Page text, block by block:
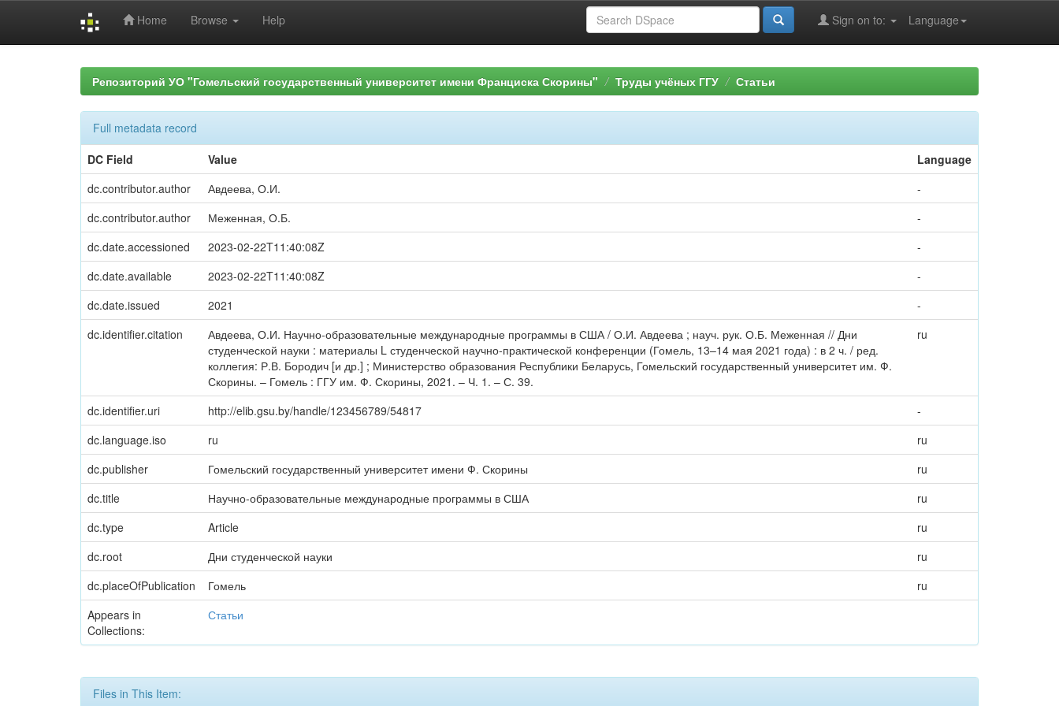
Home Browse Help Language
Sign on to:
Репозиторий УО "Гомельский государственный университет имени Франциска Скорины" Труды учёных ГГУ Статьи
Full metadata record
DC Field
Value
Language
dc.contributor.author
Авдеева, О.И.
-
dc.contributor.author
Меженная, О.Б.
-
dc.date.accessioned
2023-02-22T11:40:08Z
-
dc.date.available
2023-02-22T11:40:08Z
-
dc.date.issued
2021
-
dc.identifier.citation
Авдеева, О.И. Научно-образовательные международные программы в США / О.И. Авдеева ; науч. рук. О.Б. Меженная // Дни
студенческой науки : материалы L студенческой научно-практической конференции (Гомель, 13–14 мая 2021 года) : в 2 ч. / ред.
коллегия: Р.В. Бородич [и др.] ; Министерство образования Республики Беларусь, Гомельский государственный университет им. Ф.
Скорины. – Гомель : ГГУ им. Ф. Скорины, 2021. – Ч. 1. – С. 39.
ru
dc.identifier.uri http://elib.gsu.by/handle/123456789/54817
-
dc.language.iso
ru
ru
dc.publisher
Гомельский государственный университет имени Ф. Скорины
ru
dc.title
Научно-образовательные международные программы в США
ru
dc.type
Article
ru
dc.root
Дни студенческой науки
ru
dc.placeOfPublication
Гомель
ru
Appears in
Collections:
Статьи
Files in This Item: